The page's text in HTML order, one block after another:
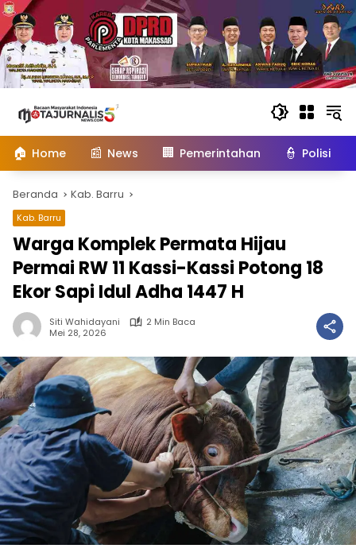
konten
🏠 Home 📰 News 🏢 Pemerintahan 👮 Polisi
Beranda Kab. Barru
Kab. Barru
Warga Komplek Permata Hijau
Permai RW 11 Kassi-Kassi Potong 18
Ekor Sapi Idul Adha 1447 H
Siti Wahidayani
2 Min Baca
Mei 28, 2026